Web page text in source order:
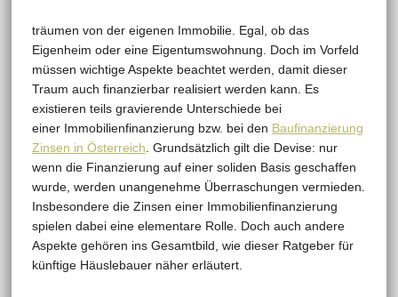
träumen von der eigenen Immobilie. Egal, ob das
Eigenheim oder eine Eigentumswohnung. Doch im Vorfeld
müssen wichtige Aspekte beachtet werden, damit dieser
Traum auch finanzierbar realisiert werden kann. Es
existieren teils gravierende Unterschiede bei
einer Immobilienfinanzierung bzw. bei den Baufinanzierung
Zinsen in Österreich . Grundsätzlich gilt die Devise: nur
wenn die Finanzierung auf einer soliden Basis geschaffen
wurde, werden unangenehme Überraschungen vermieden.
Insbesondere die Zinsen einer Immobilienfinanzierung
spielen dabei eine elementare Rolle. Doch auch andere
Aspekte gehören ins Gesamtbild, wie dieser Ratgeber für
künftige Häuslebauer näher erläutert.